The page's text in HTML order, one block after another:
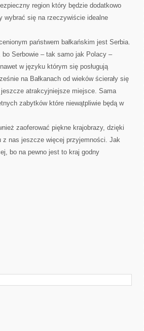
region który będzie dodatkowo
wybrać się na rzeczywiście idealne
państwem bałkańskim jest Serbia.
Serbowie – tak samo jak Polacy –
w języku którym się posługują
na Bałkanach od wieków ścierały się
atrakcyjniejsze miejsce. Sama
zabytków które niewątpliwie będą w
zaoferować piękne krajobrazy, dzięki
z nas jeszcze więcej przyjemności. Jak
bo na pewno jest to kraj godny